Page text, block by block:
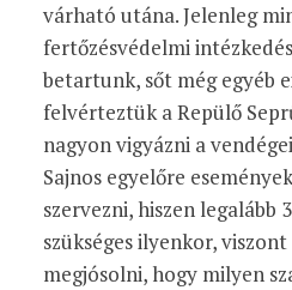
várható utána. Jelenleg
fertőzésvédelmi
betartunk, sőt még egyéb
felvérteztük a Repülő
nagyon vigyázni a
Sajnos egyelőre
szervezni, hiszen legalább
szükséges ilyenkor,
megjósolni, hogy milyen